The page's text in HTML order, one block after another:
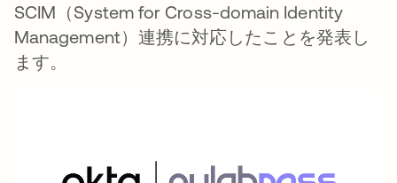
SCIM（System for Cross-domain Identity
Management）連携に対応したことを発表し
ます。